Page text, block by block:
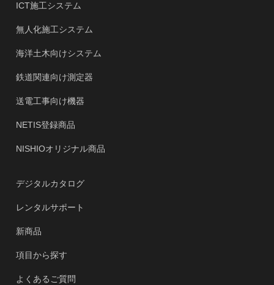
ICT施工システム
無人化施工システム
海洋土木向けシステム
鉄道関連向け測定器
送電工事向け機器
NETIS登録商品
NISHIOオリジナル商品
デジタルカタログ
レンタルサポート
新商品
項目から探す
よくあるご質問